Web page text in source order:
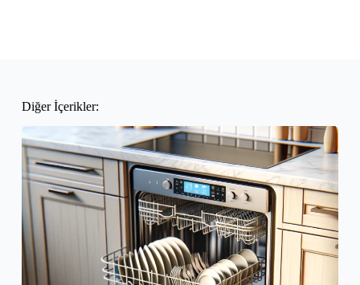
Diğer İçerikler: